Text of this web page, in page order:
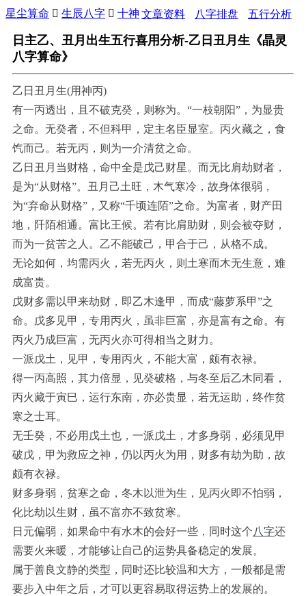
星尘算命  生辰八字  十神 文章资料 八字排盘 五行分析
日主乙、丑月出生五行喜用分析-乙日丑月生《晶灵
八字算命》
乙日丑月生(用神丙)
有一丙透出，且不破克癸，则称为。“一枝朝阳”，为显贵
之命。无癸者，不但科甲，定主名臣显室。丙火藏之，食
饩而己。若无丙，则为一介清贫之命。
乙日丑月当财格，命中全是戊己财星。而无比肩劫财者，
是为“从财格”。丑月己土旺，木气寒冷，故身体很弱，
为“弃命从财格”，又称“千顷连陌”之命。为富者，财产田
地，阡陌相通。富比王候。若有比肩助财，则会被夺财，
而为一贫苦之人。乙不能破己，甲合于己，从格不成。
无论如何，均需丙火，若无丙火，则土寒而木无生意，难
成富贵。
戊财多需以甲来劫财，即乙木逢甲，而成“藤萝系甲”之
命。戊多见甲，专用丙火，虽非巨富，亦是富有之命。有
丙火乃成巨富，无丙火亦可得相当之财力。
一派戊土，见甲，专用丙火，不能大富，颇有衣禄。
得一丙高照，其力倍显，见癸破格，与冬至后乙木同看，
丙火藏于寅巳，运行东南，亦必贵显，若无运助，终作贫
寒之士耳。
无壬癸，不必用戊土也，一派戊土，才多身弱，必须见甲
破戊，甲为救应之神，仍以丙火为用，财多有劫为助，故
颇有衣禄。
财多身弱，贫寒之命，冬木以泄为生，见丙火即不怕弱，
化比劫以生财，虽不富亦不致贫寒。
日元偏弱，如果命中有水木的会好一些，同时这个八字还
需要火来暖，才能够让自己的运势具备稳定的发展。
属于善良文静的类型，同时还比较温和大方，一般都是需
要步入中年之后，才可以更容易取得运势上的发展的。